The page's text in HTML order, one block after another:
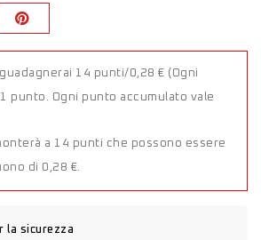
14 punti/0,28 € (Ogni
punto. Ogni punto accumulato vale
a 14 punti che possono essere
di 0,28 €.
la sicurezza